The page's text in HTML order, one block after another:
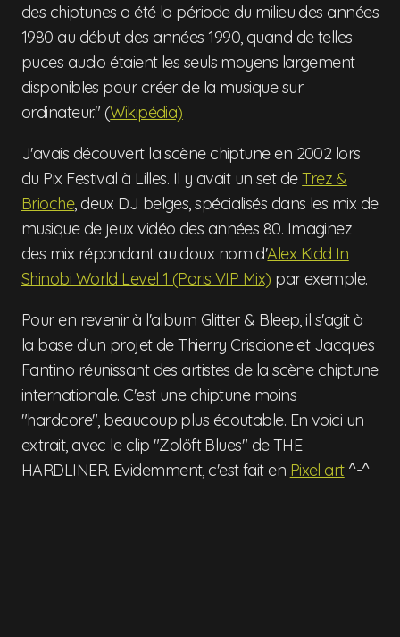
des chiptunes a été la période du milieu des années
1980 au début des années 1990, quand de telles
puces audio étaient les seuls moyens largement
disponibles pour créer de la musique sur
ordinateur." (Wikipédia)
J'avais découvert la scène chiptune en 2002 lors
du Pix Festival à Lilles. Il y avait un set deTrez &
Brioche, deux DJ belges, spécialisés dans les mix de
musique de jeux vidéo des années 80. Imaginez
des mix répondant au doux nom d'Alex Kidd In
Shinobi World Level 1 (Paris VIP Mix) par exemple.
Pour en revenir à l'album Glitter & Bleep, il s'agit à
la base d'un projet de Thierry Criscione et Jacques
Fantino réunissant des artistes de la scène chiptune
internationale. C'est une chiptune moins
"hardcore", beaucoup plus écoutable. En voici un
extrait, avec le clip "Zolöft Blues" de THE
HARDLINER. Evidemment, c'est fait en Pixel art^-^